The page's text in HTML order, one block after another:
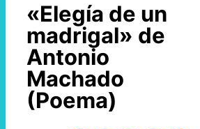
«Elegía de un
madrigal» de
Antonio
Machado
(Poema)